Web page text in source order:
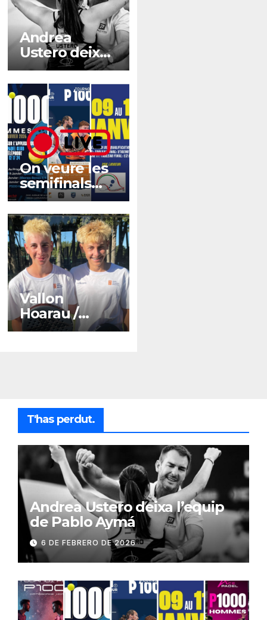
Andrea
Ustero deixa
l’equip de
Pablo Aymá
On veure les
semifinals
dels 6 P1000
del cap de
setmana?
Vallon
Hoarau /
Saintot: la
T'has perdut.
Andrea Ustero deixa l’equip
de Pablo Aymá
6 DE FEBRERO DE 2026